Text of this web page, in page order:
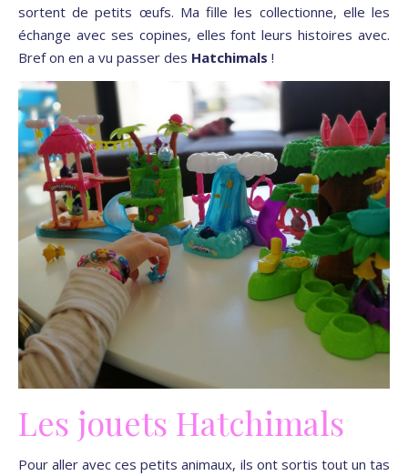
sortent de petits œufs. Ma fille les collectionne, elle les
échange avec ses copines, elles font leurs histoires avec.
Bref on en a vu passer des Hatchimals !
Les jouets Hatchimals
Pour aller avec ces petits animaux, ils ont sortis tout un tas